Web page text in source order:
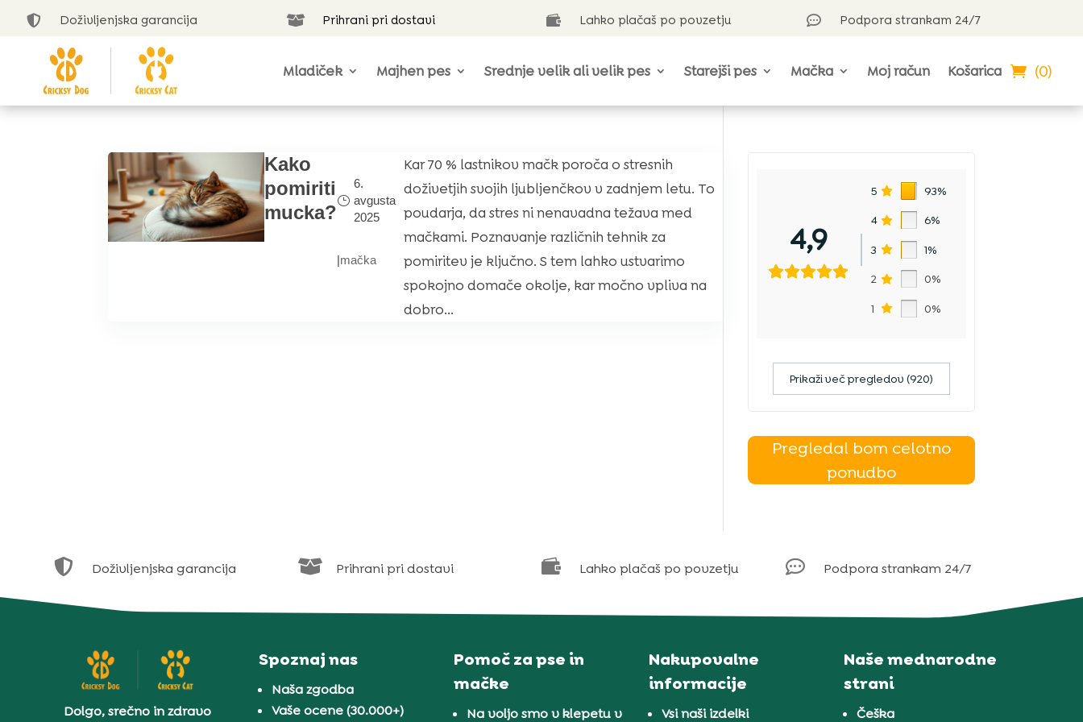
 Doživljenjska garancija  Prihrani pri dostavi  Lahko plačaš po povzetju  Podpora strankam 24/7
Mladiček Majhen pes Srednje velik ali velik pes Starejši pes Mačka Moj račun Košarica (0)
Kako
pomiriti
mucka?
6.
avgusta
2025
|mačka
Kar 70 % lastnikov mačk poroča o stresnih
doživetjih svojih ljubljenčkov v zadnjem letu. To
poudarja, da stres ni nenavadna težava med
mačkami. Poznavanje različnih tehnik za
pomiritev je ključno. S tem lahko ustvarimo
spokojno domače okolje, kar močno vpliva na
dobro...
4,9
5 93%
4 6%
3 1%
2 0%
1 0%
Prikaži več pregledov (920)
Pregledal bom celotno
ponudbo
 Doživljenjska garancija  Prihrani pri dostavi  Lahko plačaš po povzetju  Podpora strankam 24/7
Dolgo, srečno in zdravo
Spoznaj nas
Naša zgodba
Vaše ocene (30.000+)
Pomoč za pse in
mačke
Na voljo smo v klepetu v
Nakupovalne
informacije
Vsi naši izdelki
Naše mednarodne
strani
Češka